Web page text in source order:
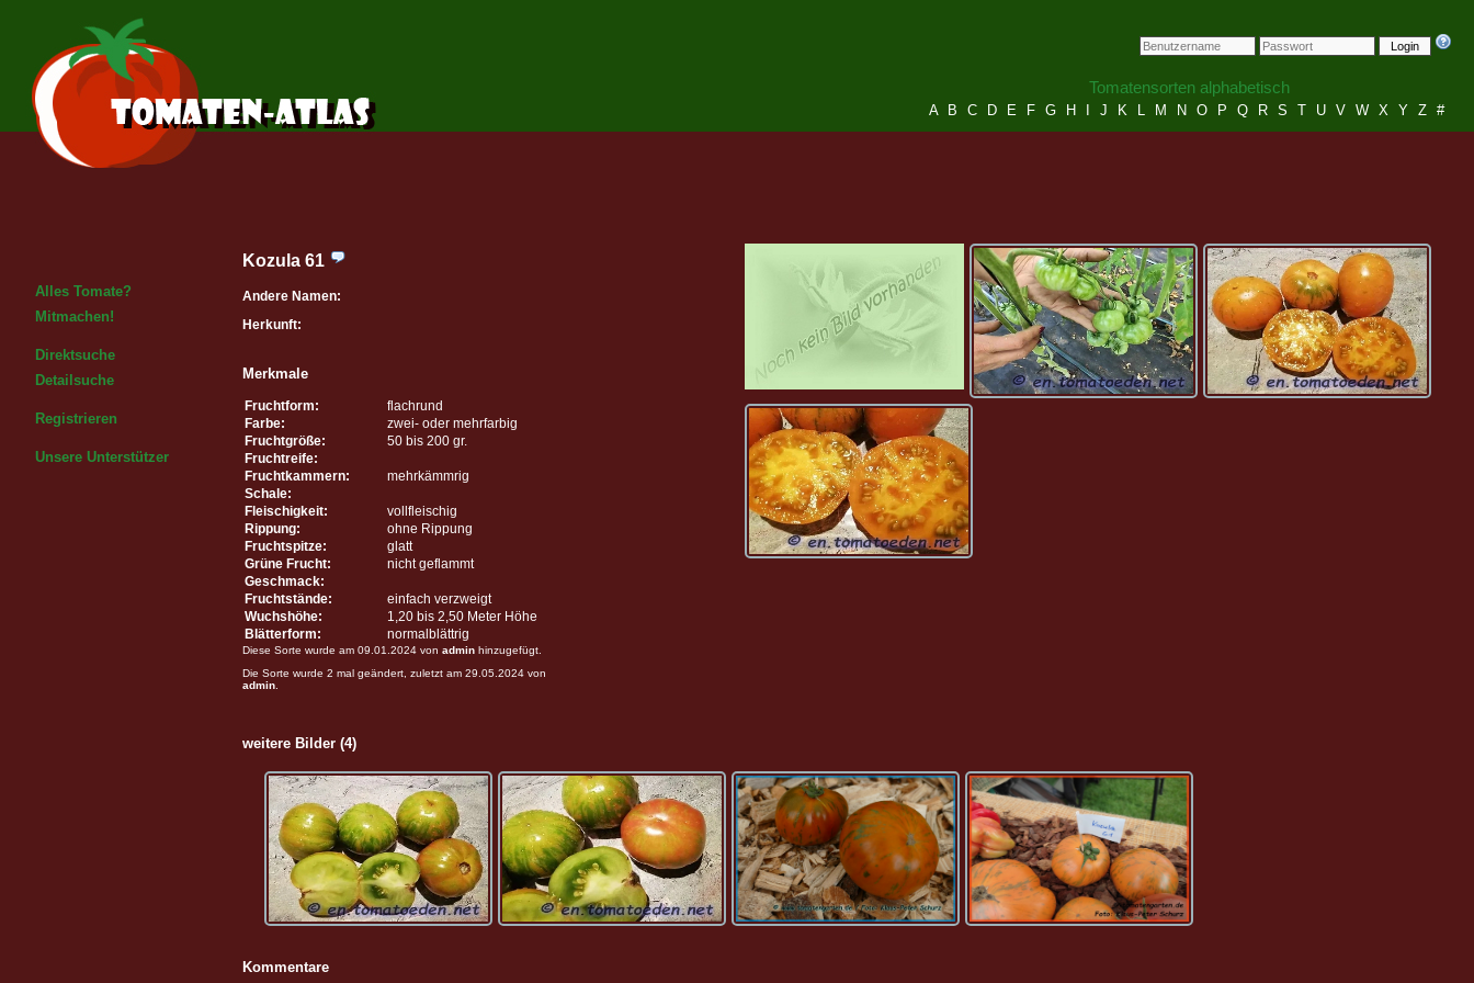
Login
Tomatensorten alphabetisch
A B C D E F G H J K L M N O P Q R S T U V W X Y Z #
Alles Tomate?
Mitmachen!
Direktsuche
Detailsuche
Registrieren
Unsere Unterstützer
Kozula 61
Andere Namen:
Herkunft:
Merkmale
Fruchtform:
flachrund
Farbe:
zwei- oder mehrfarbig
Fruchtgröße:
50 bis 200 gr.
Fruchtreife:
Fruchtkammern:
mehrkämmrig
Schale:
Fleischigkeit:
vollfleischig
Rippung:
ohne Rippung
Fruchtspitze:
glatt
Grüne Frucht:
nicht geflammt
Geschmack:
Fruchtstände:
einfach verzweigt
Wuchshöhe:
1,20 bis 2,50 Meter Höhe
Blätterform:
normalblättrig
Diese Sorte wurde am 09.01.2024 von admin hinzugefügt.
Die Sorte wurde 2 mal geändert, zuletzt am 29.05.2024 von
admin
weitere Bilder (4)
Kommentare